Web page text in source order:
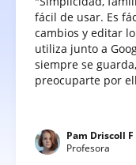
fácil de usar. Es
cambios y editar
utiliza junto a
siempre se
preocuparte por
Pam Driscoll F
Profesora